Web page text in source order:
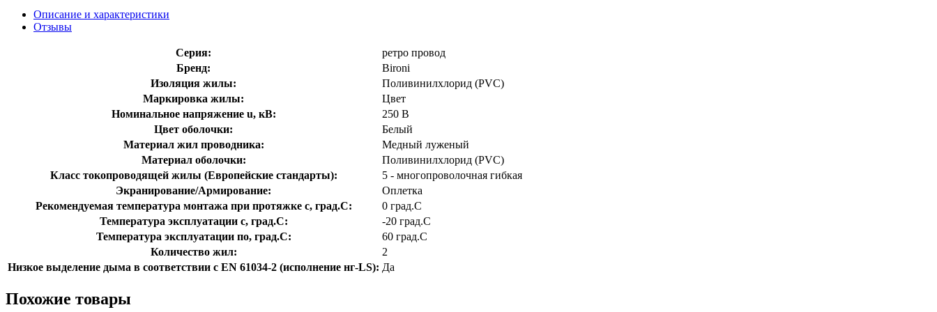
Описание и характеристики
Отзывы
Серия:
ретро провод
Бренд:
Bironi
Изоляция жилы:
Поливинилхлорид (PVC)
Маркировка жилы:
Цвет
Номинальное напряжение u, кВ:
250 В
Цвет оболочки:
Белый
Материал жил проводника:
Медный луженый
Материал оболочки:
Поливинилхлорид (PVC)
Класс токопроводящей жилы (Европейские стандарты):
5 - многопроволочная гибкая
Экранирование/Армирование:
Оплетка
Рекомендуемая температура монтажа при протяжке с, град.C:
0 град.C
Температура эксплуатации с, град.C:
-20 град.C
Температура эксплуатации по, град.C:
60 град.C
Количество жил:
2
Низкое выделение дыма в соответствии с EN 61034-2 (исполнение нг-LS): Да
Похожие товары